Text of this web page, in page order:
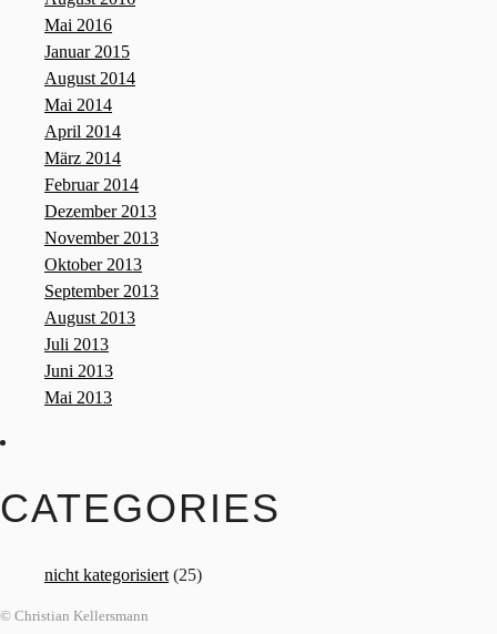
Mai 2016
Januar 2015
August 2014
Mai 2014
April 2014
März 2014
Februar 2014
Dezember 2013
November 2013
Oktober 2013
September 2013
August 2013
Juli 2013
Juni 2013
Mai 2013
CATEGORIES
nicht kategorisiert (25)
© Christian Kellersmann